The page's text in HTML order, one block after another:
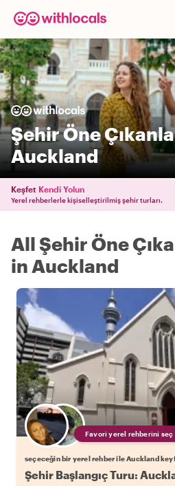
Şehir Öne
Auckland
Keşfet Kendi Yolun
Yerel rehberlerle kişiselleştirilmiş şehir turları.
All Şehir Öne
in Auckland
Favori yerel rehberini seç
seçeceğin bir yerel rehber ile Auckland
Şehir Başlangıç Turu: